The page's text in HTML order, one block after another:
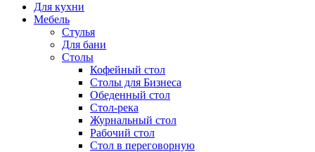
Для кухни
Мебель
Стулья
Для бани
Столы
Кофейный стол
Столы для Бизнеса
Обеденный стол
Стол-река
Журнальный стол
Рабочий стол
Стол в переговорную